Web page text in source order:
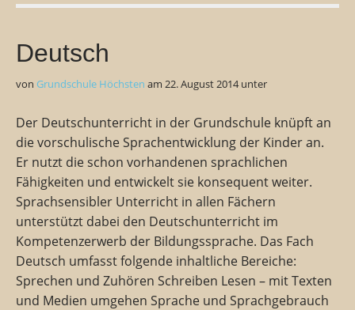
Deutsch
von Grundschule Höchsten am 22. August 2014unter
Der Deutschunterricht in der Grundschule knüpft an
die vorschulische Sprachentwicklung der Kinder an.
Er nutzt die schon vorhandenen sprachlichen
Fähigkeiten und entwickelt sie konsequent weiter.
Sprachsensibler Unterricht in allen Fächern
unterstützt dabei den Deutschunterricht im
Kompetenzerwerb der Bildungssprache. Das Fach
Deutsch umfasst folgende inhaltliche Bereiche:
Sprechen und Zuhören Schreiben Lesen – mit Texten
und Medien umgehen Sprache und Sprachgebrauch